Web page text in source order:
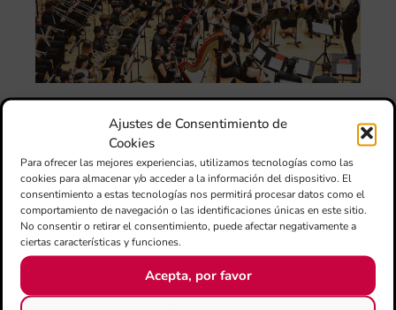
Ajustes de Consentimiento de
Cookies
Para ofrecer las mejores experiencias, utilizamos tecnologías como las
cookies para almacenar y/o acceder a la información del dispositivo. El
consentimiento a estas tecnologías nos permitirá procesar datos como el
comportamiento de navegación o las identificaciones únicas en este sitio.
No consentir o retirar el consentimiento, puede afectar negativamente a
ciertas características y funciones.
Acepta, por favor